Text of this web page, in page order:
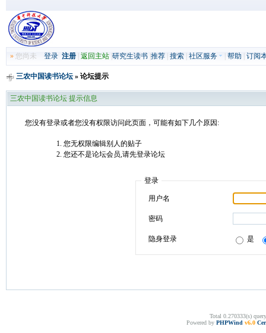
»您尚未 登录 注册| 返回主站| 研究生读书| 推荐| 搜索| 社区服务 帮助 订阅
三农中国读书论坛» 论坛提示
三农中国读书论坛 提示信息
您没有登录或者您没有权限访问此页面，可能有如下几个原因:
您无权限编辑别人的贴子
您还不是论坛会员,请先登录论坛
登录
用户名
密码
隐身登录 是
Total 0.270333(s)
Powered by PHPWind v6.0